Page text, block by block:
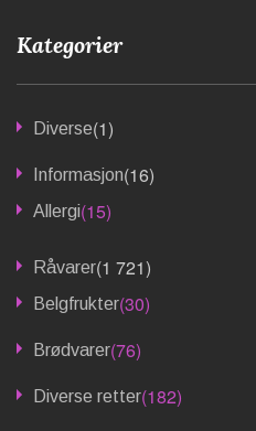
Kategorier
Diverse(1)
Informasjon(16)
Allergi(15)
Råvarer(1 721)
Belgfrukter(30)
Brødvarer(76)
Diverse retter(182)